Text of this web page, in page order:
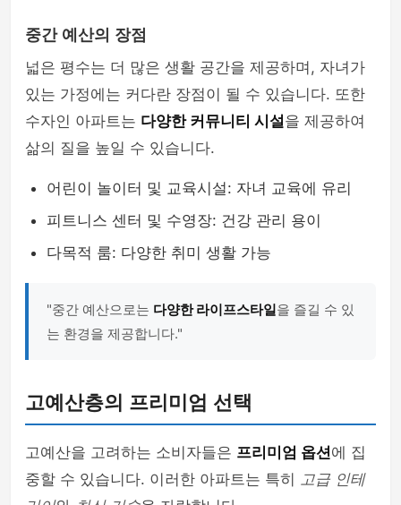
중간 예산의 장점
넓은 평수는 더 많은 생활 공간을 제공하며, 자녀가
있는 가정에는 커다란 장점이 될 수 있습니다. 또한
수자인 아파트는 다양한 커뮤니티 시설을 제공하여
삶의 질을 높일 수 있습니다.
어린이 놀이터 및 교육시설: 자녀 교육에 유리
피트니스 센터 및 수영장: 건강 관리 용이
다목적 룸: 다양한 취미 생활 가능
"중간 예산으로는 다양한 라이프스타일을 즐길 수 있
는 환경을 제공합니다."
고예산층의 프리미엄 선택
고예산을 고려하는 소비자들은 프리미엄 옵션에 집
중할 수 있습니다. 이러한 아파트는 특히 고급 인테